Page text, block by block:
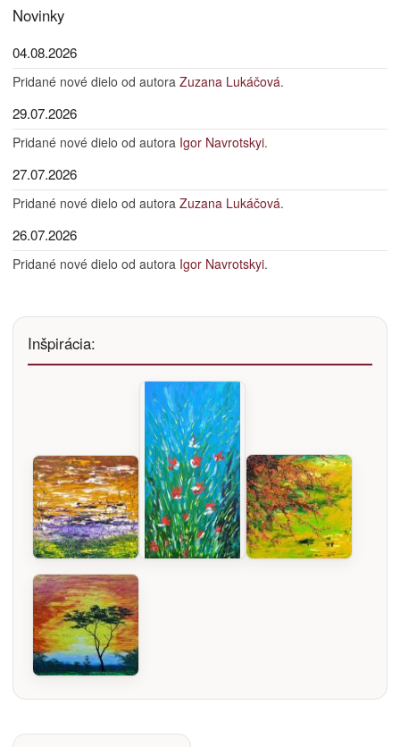
Inšpirácia:
Novinky
04.08.2026
Pridané nové dielo od autora Zuzana Lukáčová.
29.07.2026
Pridané nové dielo od autora Igor Navrotskyi.
27.07.2026
Pridané nové dielo od autora Zuzana Lukáčová.
26.07.2026
Pridané nové dielo od autora Igor Navrotskyi.